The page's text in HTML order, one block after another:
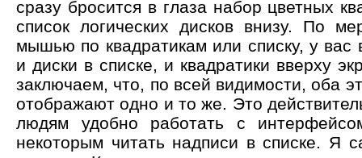
сразу бросится в глаза набор цветных
список логических дисков внизу. По
мышью по квадратикам или списку, у вас
и диски в списке, и квадратики вверху
заключаем, что, по всей видимости, оба
отображают одно и то же. Это
людям удобно работать с
некоторым читать надписи в списке. Я